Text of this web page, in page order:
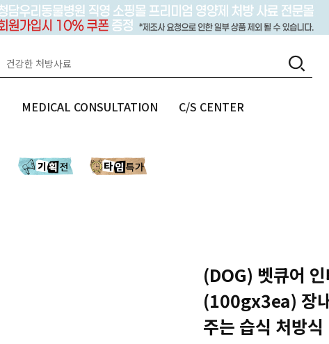
MEDICAL CONSULTATION C/S CENTER
(DOG) 벳큐어
(100gx3ea) 장
주는 습식 처방식